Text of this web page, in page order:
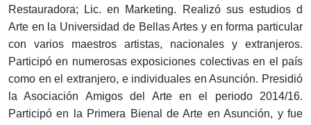
Restauradora; Lic. en Marketing. Realizó sus estudios d
Arte en la Universidad de Bellas Artes y en forma particular
con varios maestros artistas, nacionales y extranjeros.
Participó en numerosas exposiciones colectivas en el país
como en el extranjero, e individuales en Asunción. Presidió
la Asociación Amigos del Arte en el periodo 2014/16.
Participó en la Primera Bienal de Arte en Asunción, y fue